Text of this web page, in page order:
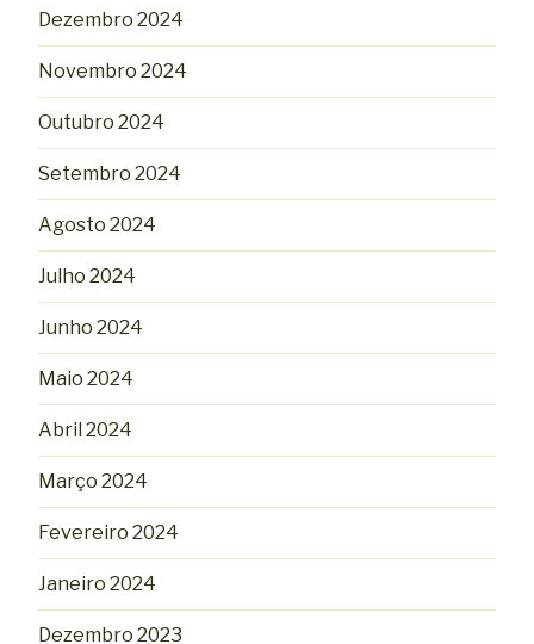
Dezembro 2024
Novembro 2024
Outubro 2024
Setembro 2024
Agosto 2024
Julho 2024
Junho 2024
Maio 2024
Abril 2024
Março 2024
Fevereiro 2024
Janeiro 2024
Dezembro 2023